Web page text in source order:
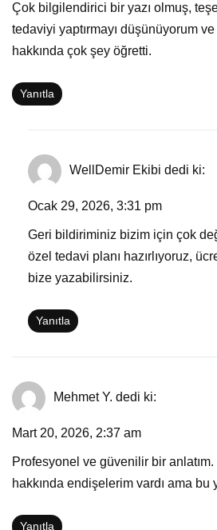
Çok bilgilendirici bir yazı olmuş,
tedaviyi yaptırmayı düşünüyorum
hakkında çok şey öğretti.
Yanıtla
WellDemir Ekibi dedi ki:
Ocak 29, 2026, 3:31 pm
Geri bildiriminiz bizim için çok
özel tedavi planı hazırlıyoruz,
bize yazabilirsiniz.
Yanıtla
Mehmet Y. dedi ki:
Mart 20, 2026, 2:37 am
Profesyonel ve güvenilir bir anlatım.
hakkında endişelerim vardı ama bu
Yanıtla